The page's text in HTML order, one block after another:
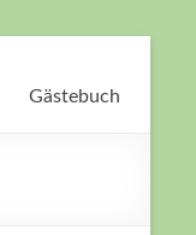
Gästebuch